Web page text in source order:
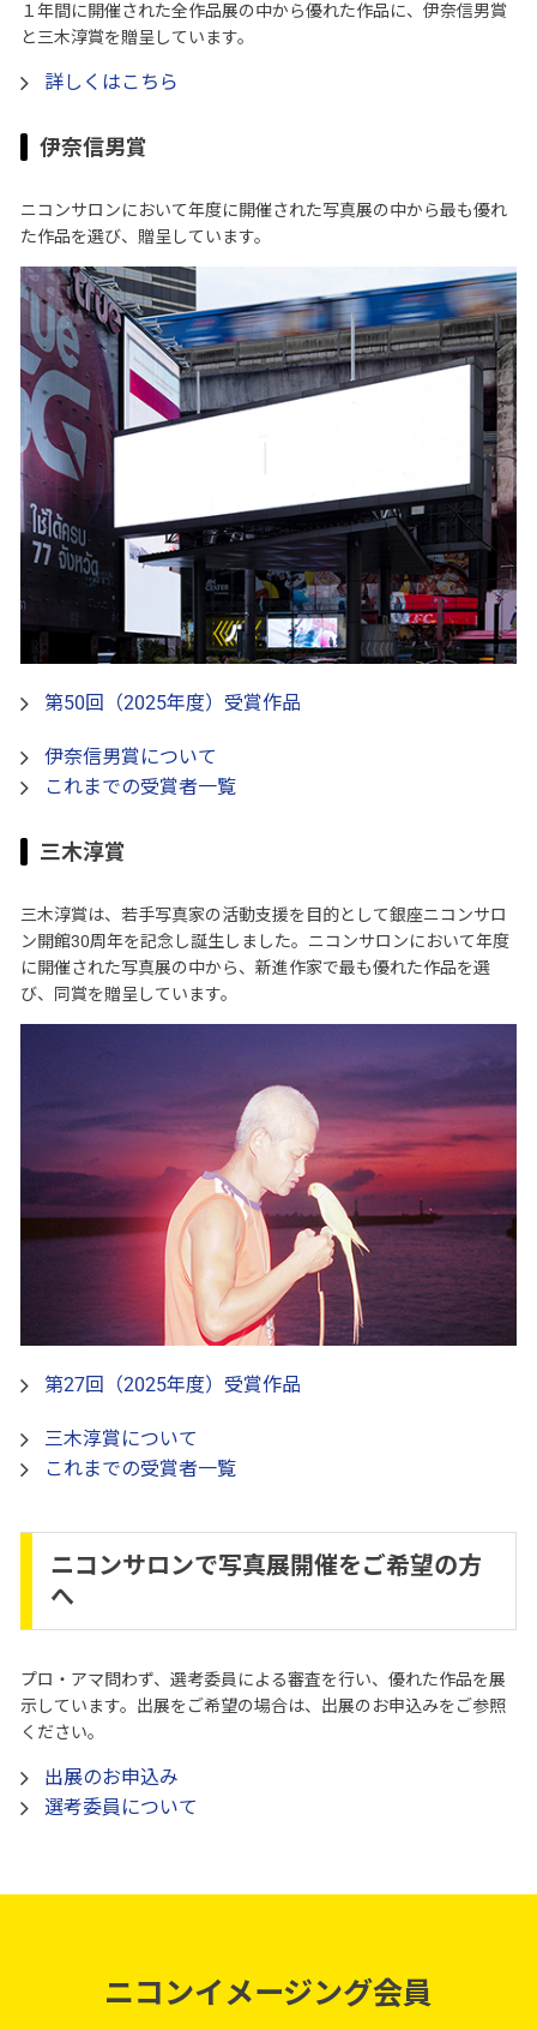
１年間に開催された全作品展の中から優れた作品に、伊奈信男賞
と三木淳賞を贈呈しています。
詳しくはこちら
伊奈信男賞
ニコンサロンにおいて年度に開催された写真展の中から最も優れ
た作品を選び、贈呈しています。
第50回（2025年度）受賞作品
伊奈信男賞について
これまでの受賞者一覧
三木淳賞
三木淳賞は、若手写真家の活動支援を目的として銀座ニコンサロ
ン開館30周年を記念し誕生しました。ニコンサロンにおいて年度
に開催された写真展の中から、新進作家で最も優れた作品を選
び、同賞を贈呈しています。
第27回（2025年度）受賞作品
三木淳賞について
これまでの受賞者一覧
ニコンサロンで写真展開催をご希望の方
へ
プロ・アマ問わず、選考委員による審査を⾏い、優れた作品を展
⽰しています。出展をご希望の場合は、出展のお申込みをご参照
ください。
出展のお申込み
選考委員について
ニコンイメージング会員